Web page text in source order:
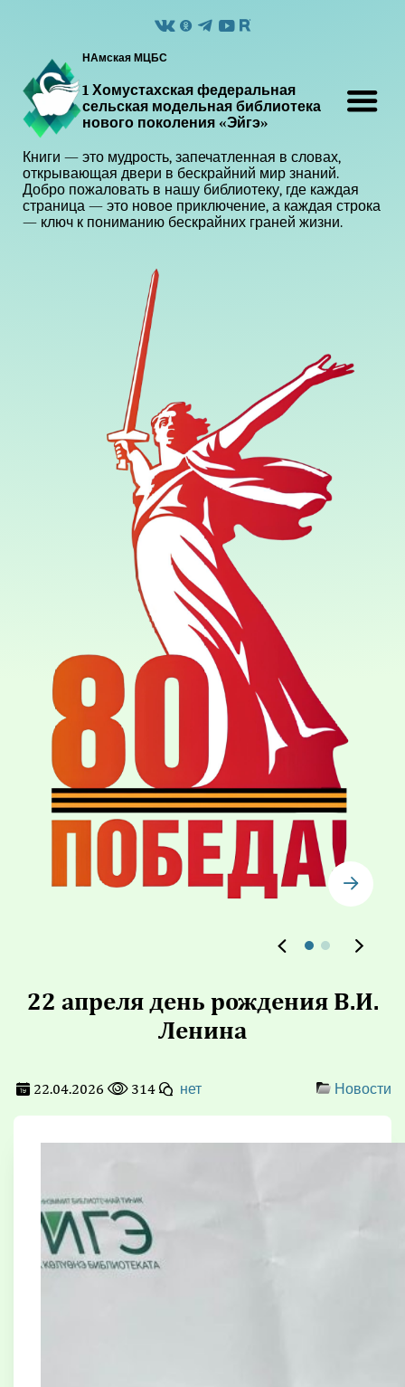
НАмская МЦБС
1 Хомустахская федеральная
сельская модельная библиотека
нового поколения «Эйгэ»
Книги — это мудрость, запечатленная в словах,
открывающая двери в бескрайний мир знаний.
Добро пожаловать в нашу библиотеку, где каждая
страница — это новое приключение, а каждая строка
— ключ к пониманию бескрайних граней жизни.
22 апреля день рождения В.И.
Ленина
22.04.2026 314 нет Новости